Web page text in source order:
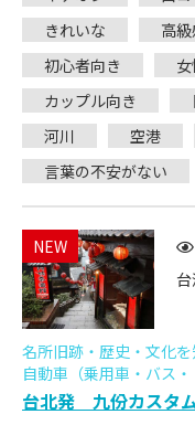
きれいな
高
初心者向き
カップル向き
河川
空港
言葉の不安がない
NEW
名所旧跡・歴史・文化
自動車（乗用車・バス
台北発 九份カスタ